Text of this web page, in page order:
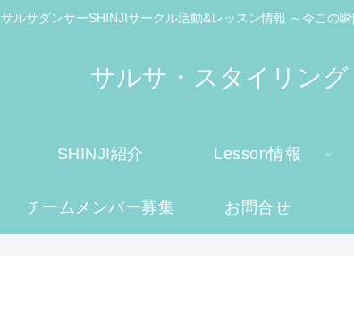
サルサダンサーSHINJIサークル活動&レッスン情報 ～今この
サルサ・スタイリング
SHINJI紹介 Lesson情報
チームメンバー募集 お問合せ